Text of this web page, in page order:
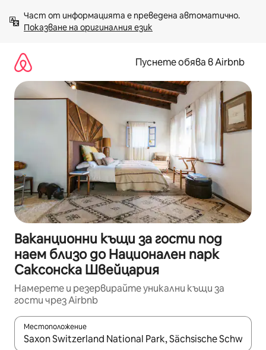
към
съдържанието
Показване на оригиналния език
Пуснете обява в Airbnb
Ваканционни къщи за гости под
наем близо до Национален парк
Саксонска Швейцария
Намерете и резервирайте уникални къщи за
гости чрез Airbnb
Местоположение
Когато резултатите се покажат, използвайте